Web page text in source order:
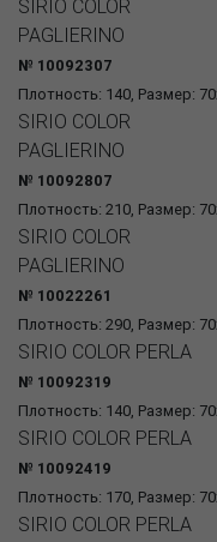
Плотность: 140, Размер:
SIRIO COLOR
PAGLIERINO
№ 10092307
Плотность: 210, Размер:
SIRIO COLOR
PAGLIERINO
№ 10092807
Плотность: 290, Размер:
SIRIO COLOR
PAGLIERINO
№ 10022261
Плотность: 140, Размер:
SIRIO COLOR PERLA
№ 10092319
Плотность: 170, Размер:
SIRIO COLOR PERLA
№ 10092419
SIRIO COLOR PERLA